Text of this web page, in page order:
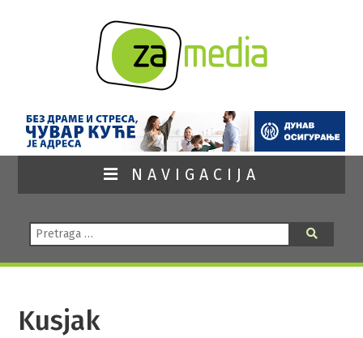
NAVIGACIJA
Pretraga:
Kusjak